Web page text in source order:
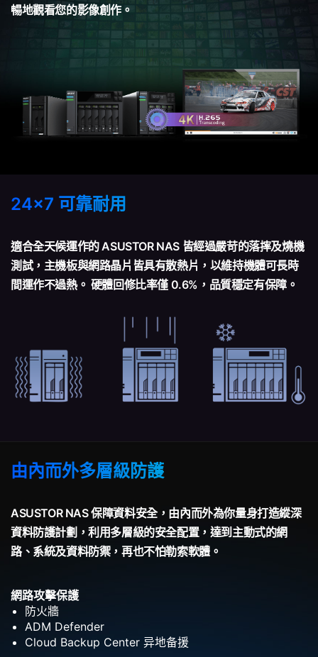
暢地觀看您的影像創作。
24x7 可靠耐用
適合全天候運作的 ASUSTOR NAS 皆經過嚴苛的落摔及燒機
測試，主機板與網路晶片皆具有散熱片，以維持機體可長時
間運作不過熱。 硬體回修比率僅 0.6%，品質穩定有保障。
由內而外多層級防護
ASUSTOR NAS 保障資料安全，由內而外為你量身打造縱深
資料防護計劃，利用多層級的安全配置，達到主動式的網
路、系統及資料防禦，再也不怕勒索軟體。
網路攻擊保護
防火牆
ADM Defender
Cloud Backup Center 异地备援